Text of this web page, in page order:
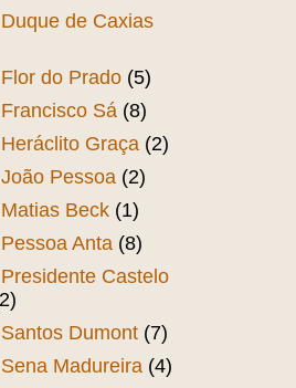
de Caxias
do Prado (5)
Sá (8)
Graça (2)
Pessoa (2)
Beck (1)
Anta (8)
Castelo
Dumont (7)
Madureira (4)